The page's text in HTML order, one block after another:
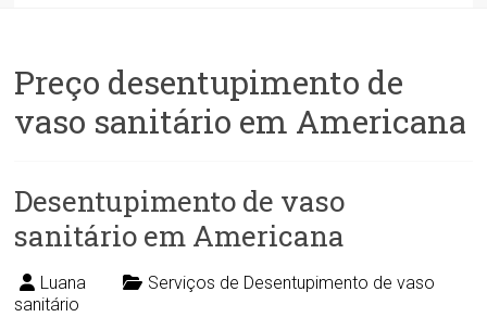
Preço desentupimento de
vaso sanitário em Americana
Desentupimento de vaso
sanitário em Americana
Luana
Serviços de Desentupimento de vaso
sanitário